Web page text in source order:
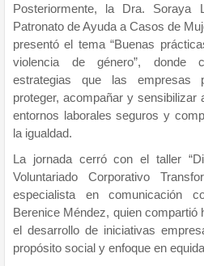
Posteriormente, la Dra. Soraya
Patronato de Ayuda a Casos de
presentó el tema “Buenas
violencia de género”, donde
estrategias que las empresas
proteger, acompañar y sensibilizar
entornos laborales seguros y
la igualdad.
La jornada cerró con el taller
Voluntariado Corporativo
especialista en comunicación
Berenice Méndez, quien
el desarrollo de iniciativas
propósito social y enfoque en